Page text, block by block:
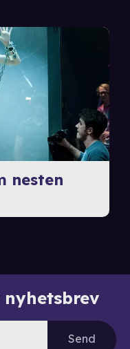
nesten
Send